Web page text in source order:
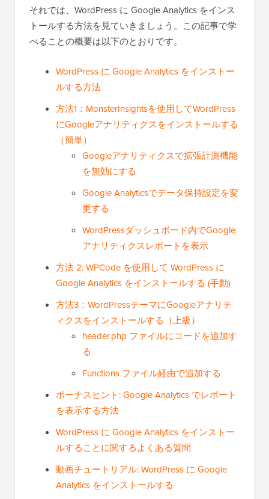
それでは、WordPress に Google Analytics をインス
トールする方法を見ていきましょう。この記事で学
べることの概要は以下のとおりです。
WordPress に Google Analytics をインストー
ルする方法
方法1：MonsterInsightsを使用してWordPress
にGoogleアナリティクスをインストールする
（簡単）
Googleアナリティクスで拡張計測機能
を無効にする
Google Analyticsでデータ保持設定を変
更する
WordPressダッシュボード内でGoogle
アナリティクスレポートを表示
方法 2: WPCode を使用して WordPress に
Google Analytics をインストールする (手動)
方法3：WordPressテーマにGoogleアナリテ
ィクスをインストールする（上級）
header.php ファイルにコードを追加す
る
Functions ファイル経由で追加する
ボーナスヒント: Google Analytics でレポート
を表示する方法
WordPress に Google Analytics をインストー
ルすることに関するよくある質問
動画チュートリアル: WordPress に Google
Analytics をインストールする